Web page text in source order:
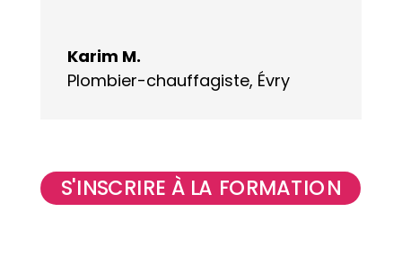
Karim M.
Plombier-chauffagiste, Évry
S'INSCRIRE À LA FORMATION